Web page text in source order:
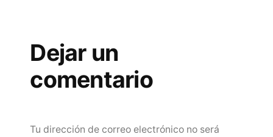
Dejar un
comentario
Tu dirección de correo electrónico no será